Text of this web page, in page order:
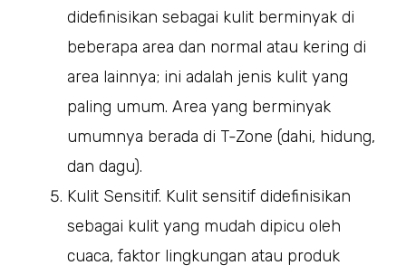
didefinisikan sebagai kulit berminyak di
beberapa area dan normal atau kering di
area lainnya; ini adalah jenis kulit yang
paling umum. Area yang berminyak
umumnya berada di T-Zone (dahi, hidung,
dan dagu).
Kulit Sensitif. Kulit sensitif didefinisikan
sebagai kulit yang mudah dipicu oleh
cuaca, faktor lingkungan atau produk